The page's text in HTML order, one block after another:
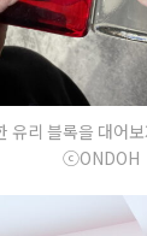
유리 블록을 대어
ⓒONDOH